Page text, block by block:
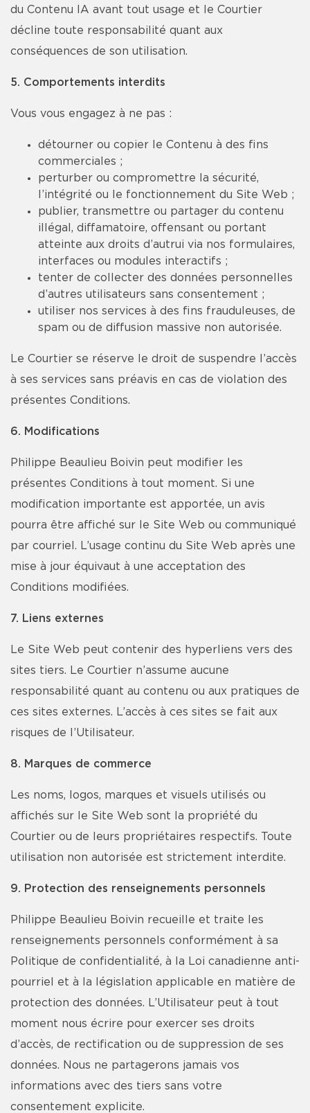
du Contenu IA avant tout usage et le Courtier
décline toute responsabilité quant aux
conséquences de son utilisation.
5. Comportements interdits
Vous vous engagez à ne pas :
détourner ou copier le Contenu à des fins
commerciales ;
perturber ou compromettre la sécurité,
l’intégrité ou le fonctionnement du Site Web ;
publier, transmettre ou partager du contenu
illégal, diffamatoire, offensant ou portant
atteinte aux droits d’autrui via nos formulaires,
interfaces ou modules interactifs ;
tenter de collecter des données personnelles
d’autres utilisateurs sans consentement ;
utiliser nos services à des fins frauduleuses, de
spam ou de diffusion massive non autorisée.
Le Courtier se réserve le droit de suspendre l’accès
à ses services sans préavis en cas de violation des
présentes Conditions.
6. Modifications
Philippe Beaulieu Boivin peut modifier les
présentes Conditions à tout moment. Si une
modification importante est apportée, un avis
pourra être affiché sur le Site Web ou communiqué
par courriel. L’usage continu du Site Web après une
mise à jour équivaut à une acceptation des
Conditions modifiées.
7. Liens externes
Le Site Web peut contenir des hyperliens vers des
sites tiers. Le Courtier n’assume aucune
responsabilité quant au contenu ou aux pratiques de
ces sites externes. L’accès à ces sites se fait aux
risques de l’Utilisateur.
8. Marques de commerce
Les noms, logos, marques et visuels utilisés ou
affichés sur le Site Web sont la propriété du
Courtier ou de leurs propriétaires respectifs. Toute
utilisation non autorisée est strictement interdite.
9. Protection des renseignements personnels
Philippe Beaulieu Boivin recueille et traite les
renseignements personnels conformément à sa
Politique de confidentialité, à la Loi canadienne anti-
pourriel et à la législation applicable en matière de
protection des données. L’Utilisateur peut à tout
moment nous écrire pour exercer ses droits
d’accès, de rectification ou de suppression de ses
données. Nous ne partagerons jamais vos
informations avec des tiers sans votre
consentement explicite.